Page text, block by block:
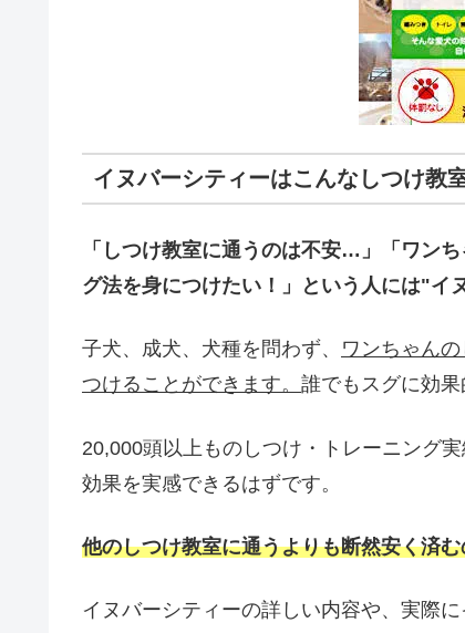
イヌバーシティーはこんなしつけ教
「しつけ教室に通うのは不安…」「ワン
グ法を身につけたい！」という人には"イ
子犬、成犬、犬種を問わず、 ワンちゃん
つけることができます。 誰でもスグに効果
20,000頭以上ものしつけ・トレーニング
効果を実感できるはずです。
他のしつけ教室に通うよりも断然安く済
イヌバーシティーの詳しい内容や、実際